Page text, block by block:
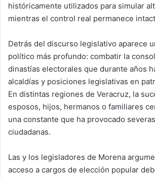
históricamente utilizados para simular
mientras el control real permanece
Detrás del discurso legislativo aparece
político más profundo: combatir la
dinastías electorales que durante años
alcaldías y posiciones legislativas en
En distintas regiones de Veracruz, la
esposos, hijos, hermanos o familiares
una constante que ha provocado
ciudadanas.
Las y los legisladores de Morena
acceso a cargos de elección popular